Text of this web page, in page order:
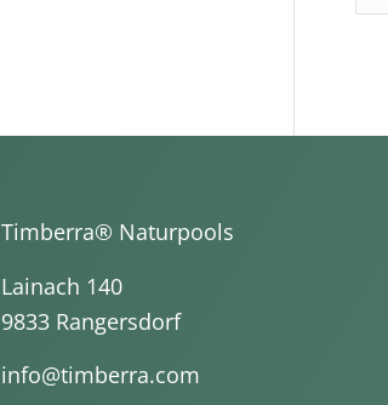
Timberra® Naturpools
Lainach 140
9833 Rangersdorf
info@timberra.com